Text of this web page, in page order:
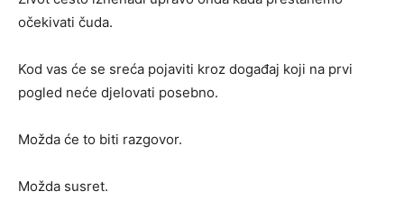
očekivati čuda.
Kod vas će se sreća pojaviti kroz događaj koji na prvi
pogled neće djelovati posebno.
Možda će to biti razgovor.
Možda susret.